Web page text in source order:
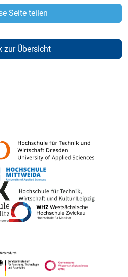
Seite teilen
zur Übersicht